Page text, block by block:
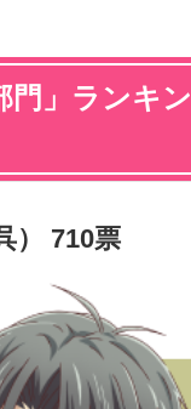
門」ランキ
） 710票